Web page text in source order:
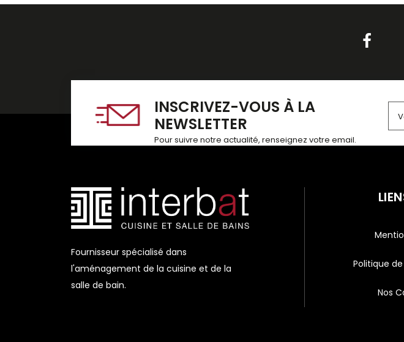
INSCRIVEZ-VOUS À LA
NEWSLETTER
Pour suivre notre actualité, renseignez votre email.
Fournisseur spécialisé dans
l'aménagement de la cuisine et de la
salle de bain.
Politique
Nos